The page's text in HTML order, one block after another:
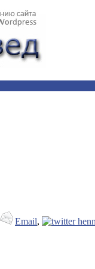
Email,